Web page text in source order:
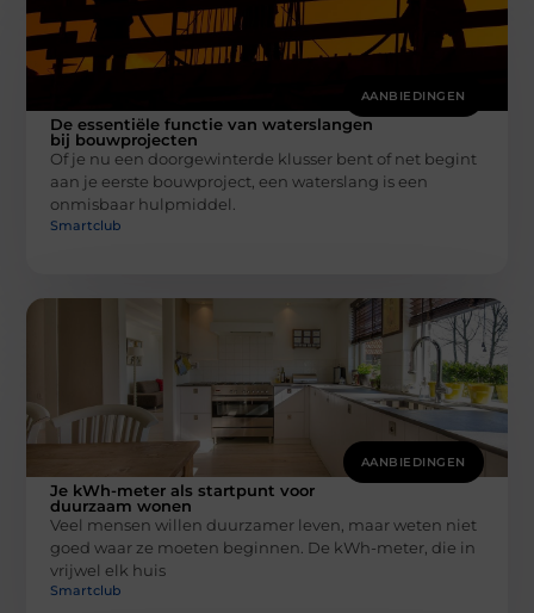
AANBIEDINGEN
De essentiële functie van waterslangen
bij bouwprojecten
Of je nu een doorgewinterde klusser bent of net begint
aan je eerste bouwproject, een waterslang is een
onmisbaar hulpmiddel.
Smartclub
AANBIEDINGEN
Je kWh-meter als startpunt voor
duurzaam wonen
Veel mensen willen duurzamer leven, maar weten niet
goed waar ze moeten beginnen. De kWh-meter, die in
vrijwel elk huis
Smartclub